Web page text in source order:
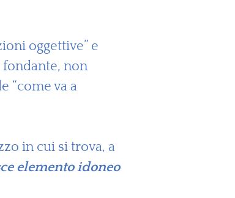
oggettive” e
fondante, non
“come va a
in cui si trova, a
elemento idoneo